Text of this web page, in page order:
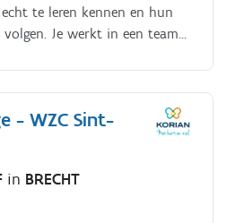
te leren kennen en hun
Je werkt in een team
verpleegtechnische
en bewaakt mee de kwaliteit
in het woonzorgcentrum.
bestaan uit:je voert
op en bewaakt de
observeert en rapporteert
- WZC Sint-
in BRECHT